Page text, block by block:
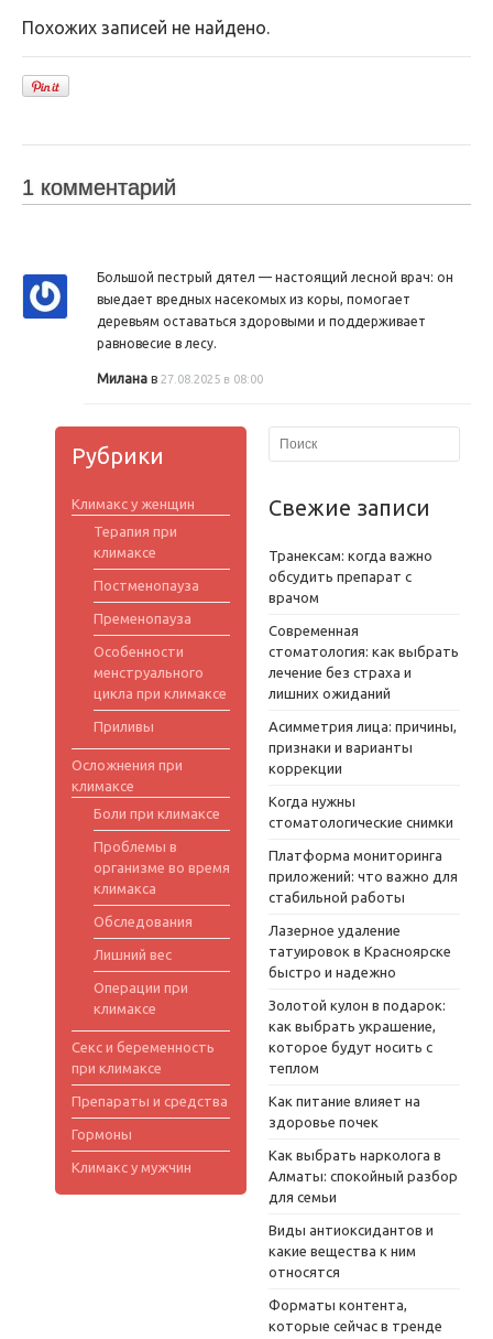
Похожих записей не найдено.
1 комментарий
Большой пестрый дятел — настоящий лесной врач: он
выедает вредных насекомых из коры, помогает
деревьям оставаться здоровыми и поддерживает
равновесие в лесу.
Милана в 27.08.2025 в 08:00
Рубрики
Климакс у женщин
Терапия при
климаксе
Постменопауза
Пременопауза
Особенности
менструального
цикла при климаксе
Приливы
Осложнения при
климаксе
Боли при климаксе
Проблемы в
организме во время
климакса
Обследования
Лишний вес
Операции при
климаксе
Секс и беременность
при климаксе
Препараты и средства
Гормоны
Климакс у мужчин
Свежие записи
Транексам: когда важно
обсудить препарат с
врачом
Современная
стоматология: как выбрать
лечение без страха и
лишних ожиданий
Асимметрия лица: причины,
признаки и варианты
коррекции
Когда нужны
стоматологические снимки
Платформа мониторинга
приложений: что важно для
стабильной работы
Лазерное удаление
татуировок в Красноярске
быстро и надежно
Золотой кулон в подарок:
как выбрать украшение,
которое будут носить с
теплом
Как питание влияет на
здоровье почек
Как выбрать нарколога в
Алматы: спокойный разбор
для семьи
Виды антиоксидантов и
какие вещества к ним
относятся
Форматы контента,
которые сейчас в тренде